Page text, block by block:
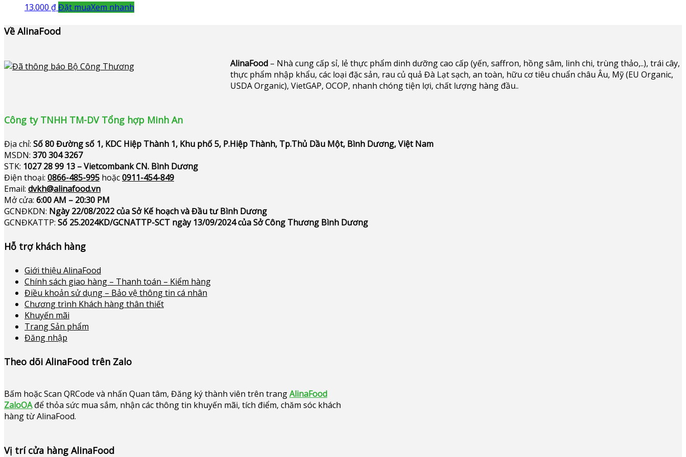
13.000 ₫Đặt muaXem nhanh
Về AlinaFood
AlinaFood– Nhà cung cấp sỉ, lẻ thực phẩm dinh dưỡng cao cấp (yến, saffron, hồng sâm, linh chi, trùng thảo,..), trái cây,
thực phẩm nhập khẩu, các loại đặc sản, rau củ quả Đà Lạt sạch, an toàn, hữu cơ tiêu chuẩn châu Âu, Mỹ (EU Organic,
USDA Organic), VietGAP, OCOP, nhanh chóng tiện lợi, chất lượng hàng đầu..
Công ty TNHH TM-DV Tổng hợp Minh An
Địa chỉ: Số 80 Đường số 1, KDC Hiệp Thành 1, Khu phố 5, P.Hiệp Thành, Tp.Thủ Dầu Một, Bình Dương, Việt Nam
MSDN: 370 304 3267
STK: 1027 28 99 13 – Vietcombank CN. Bình Dương
Điện thoại: 0866-485-995 hoặc0911-454-849
Email: dvkh@alinafood.vn
Mở cửa: 6:00 AM – 20:30 PM
GCNĐKDN: Ngày 22/08/2022 của Sở Kế hoạch và Đầu tư Bình Dương
GCNĐKATTP: Số 25.2024KD/GCNATTP-SCT ngày 13/09/2024 của Sở Công Thương Bình Dương
Hỗ trợ khách hàng
Giới thiệu AlinaFood
Chính sách giao hàng – Thanh toán – Kiểm hàng
Điều khoản sử dụng – Bảo vệ thông tin cá nhân
Chương trình Khách hàng thân thiết
Khuyến mãi
Trang Sản phẩm
Đăng nhập
Theo dõi AlinaFood trên Zalo
Bấm hoặcScan QRCode và nhấn Quan tâm, Đăng ký thành viên trên trangAlinaFood
ZaloOAđể thỏa sức mua sắm, nhận các thông tin khuyến mãi, tích điểm, chăm sóc khách
hàng từ AlinaFood.
Vị trí cửa hàng AlinaFood